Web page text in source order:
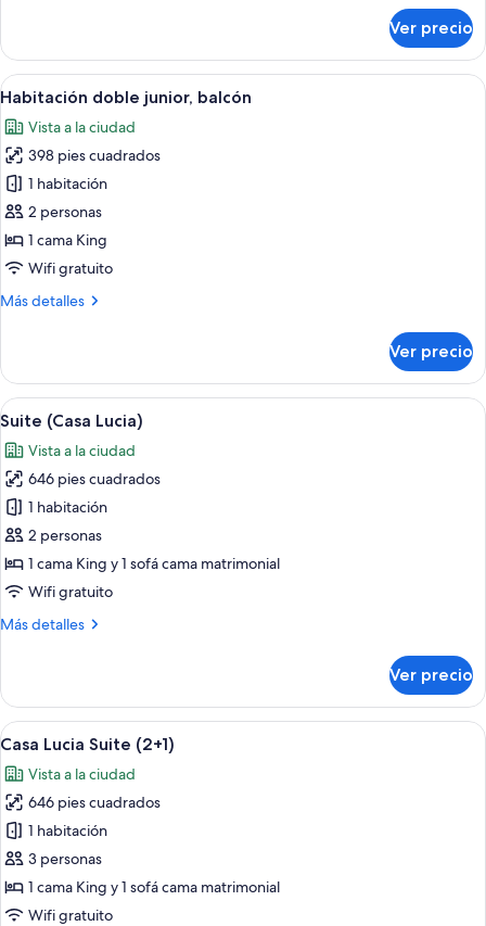
junior,
vista
a
ciudad
(2+1)
Ver precio
Abrir
todas
las
fotos
de
Habitación
doble
junior,
balcón
Una habitación de hotel con cama,
11
Habitación doble junior, balcón
Vista a la ciudad
398 pies cuadrados
1 habitación
2 personas
1 cama King
Wifi gratuito
Más detalles
Más
doble
junior,
balcón
Ver precio
Abrir
todas
las
fotos
de
Suite
(Casa
Lucia)
Un comedor con un amplio ventanal,
12
Suite (Casa Lucia)
Vista a la ciudad
646 pies cuadrados
1 habitación
2 personas
1 cama King y 1 sofá cama matrimonial
Wifi gratuito
Más detalles
Más
(Casa
Lucia)
Ver precio
Abrir
todas
las
fotos
de
Casa
Lucia
Suite
Un comedor con un amplio ventanal,
12
Casa Lucia Suite (2+1)
Vista a la ciudad
646 pies cuadrados
1 habitación
3 personas
1 cama King y 1 sofá cama matrimonial
Wifi gratuito